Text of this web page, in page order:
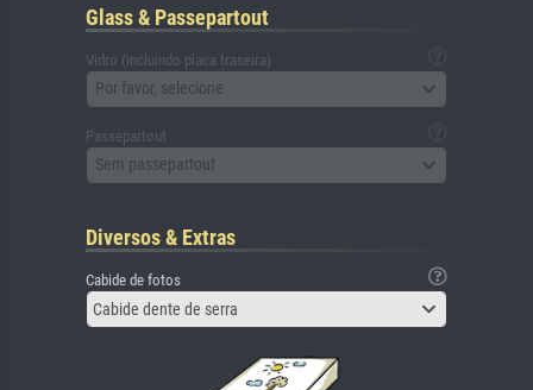
Glass & Passepartout
Vidro (incluindo placa traseira)
Por favor, selecione
Passepartout
Sem passepartout
Diversos & Extras
Cabide de fotos
Cabide dente de serra